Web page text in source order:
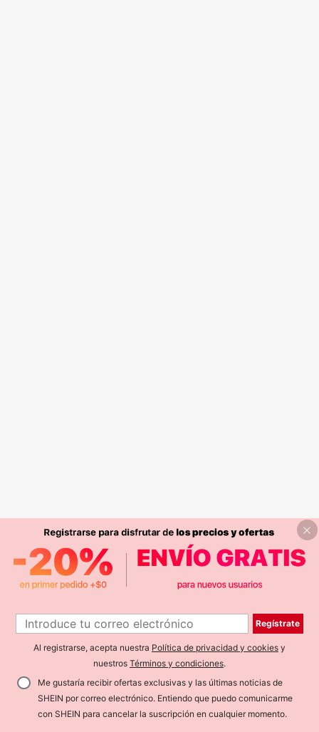
Regístrate
Al registrarse, acepta nuestra Política de privacidad y cookies y
nuestros Términos y condiciones.
Me gustaría recibir ofertas exclusivas y las últimas noticias de
SHEIN por correo electrónico. Entiendo que puedo comunicarme
con SHEIN para cancelar la suscripción en cualquier momento.